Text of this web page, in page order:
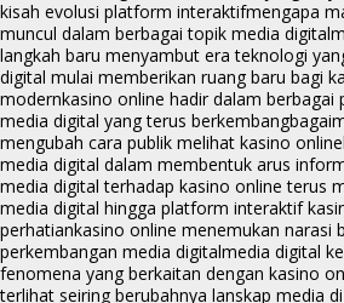
kisah evolusi platform interaktifmengapa
muncul dalam berbagai topik media digital
langkah baru menyambut era teknologi
digital mulai memberikan ruang baru bagi
modernkasino online hadir dalam berbagai
media digital yang terus berkembang
mengubah cara publik melihat kasino online
media digital dalam membentuk arus
media digital terhadap kasino online terus
media digital hingga platform interaktif
perhatiankasino online menemukan narasi
perkembangan media digitalmedia digital
fenomena yang berkaitan dengan kasino
terlihat seiring berubahnya lanskap media